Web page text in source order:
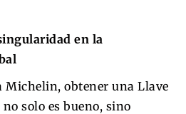
en la
Michelin, obtener una Llave
solo es bueno, sino